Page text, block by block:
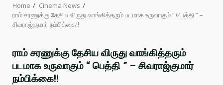
Home
Cinema News
ராம் சரணுக்கு தேசிய விருது வாங்கித்தரும் படமாக உருவாகும் “ பெத்தி ” –
சிவராஜ்குமார் நம்பிக்கை!!
ராம் சரணுக்கு தேசிய விருது வாங்கித்தரும்
படமாக உருவாகும் “ பெத்தி ” – சிவராஜ்குமார்
நம்பிக்கை!!